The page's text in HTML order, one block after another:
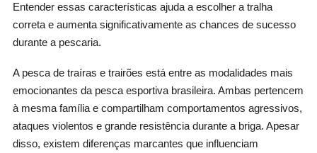
Entender essas características ajuda a escolher a tralha
correta e aumenta significativamente as chances de sucesso
durante a pescaria.
A pesca de traíras e trairões está entre as modalidades mais
emocionantes da pesca esportiva brasileira. Ambas pertencem
à mesma família e compartilham comportamentos agressivos,
ataques violentos e grande resistência durante a briga. Apesar
disso, existem diferenças marcantes que influenciam